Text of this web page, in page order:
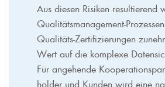
Aus diesen Risiken resultierend
Qualitätsmanagement-
Qualitäts-Zertifizierungen
Wert auf die komplexe
Für angehende
holder und Kunden wird eine